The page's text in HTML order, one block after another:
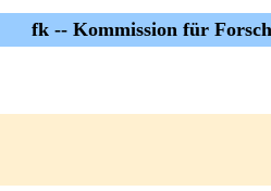
fk -- Kommission für